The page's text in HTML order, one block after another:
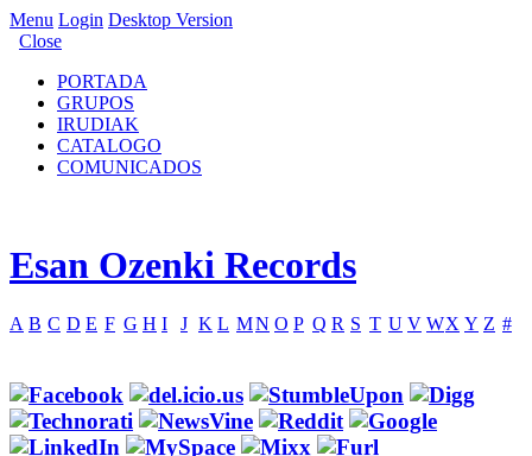
Menu Login Desktop Version
Close
PORTADA
GRUPOS
IRUDIAK
CATALOGO
COMUNICADOS
Esan Ozenki Records
A B C D E F G H I J K L MN O P Q R S T U V WX Y Z #